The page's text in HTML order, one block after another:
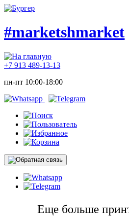
#marketshmarket
+7 913 489-13-13
пн-пт 10:00-18:00
Еще больше